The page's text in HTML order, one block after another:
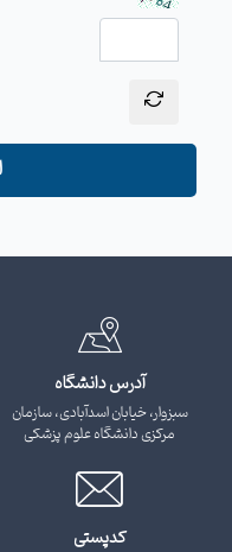
آدرس دانشگاه
سبزوار، خیابان اسدآبادی، سازمان
مرکزی دانشگاه علوم پزشکی
کدپستی